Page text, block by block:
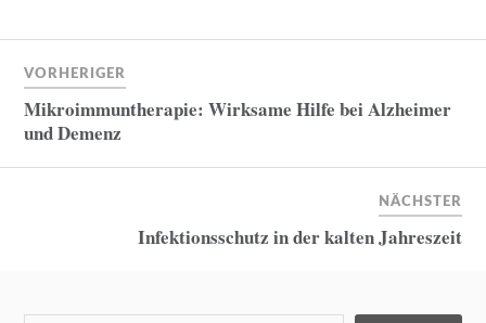
VORHERIGER
Mikroimmuntherapie: Wirksame Hilfe bei Alzheimer
und Demenz
NÄCHSTER
Infektionsschutz in der kalten Jahreszeit